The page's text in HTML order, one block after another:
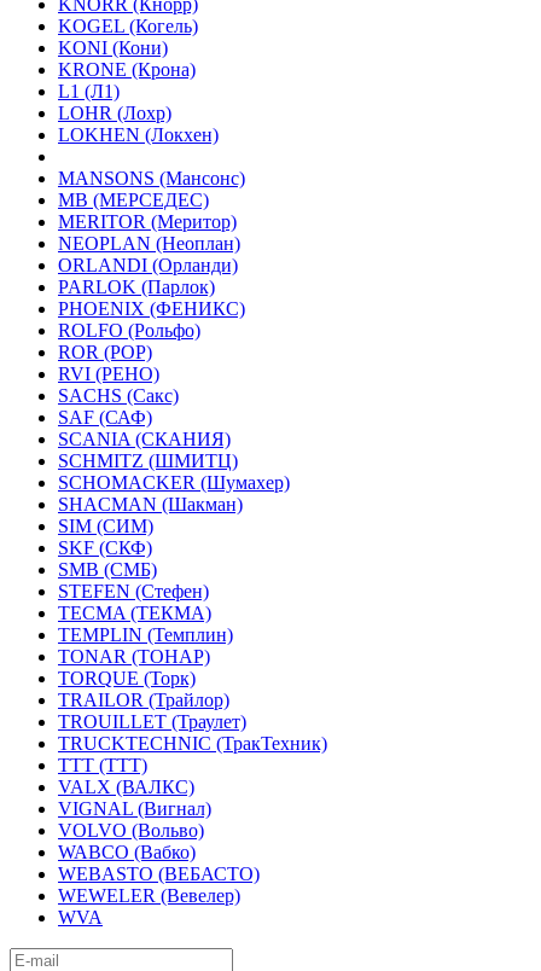
KNORR (Кнорр)
KOGEL (Когель)
KONI (Кони)
KRONE (Крона)
L1 (Л1)
LOHR (Лохр)
LOKHEN (Локхен)
MANSONS (Мансонс)
MB (МЕРСЕДЕС)
MERITOR (Меритор)
NEOPLAN (Неоплан)
ORLANDI (Орланди)
PARLOK (Парлок)
PHOENIX (ФЕНИКС)
ROLFO (Рольфо)
ROR (РОР)
RVI (РЕНО)
SACHS (Сакс)
SAF (САФ)
SCANIA (СКАНИЯ)
SCHMITZ (ШМИТЦ)
SCHOMACKER (Шумахер)
SHACMAN (Шакман)
SIM (СИМ)
SKF (СКФ)
SMB (СМБ)
STEFEN (Стефен)
TECMA (ТЕКМА)
TEMPLIN (Темплин)
TONAR (ТОНАР)
TORQUE (Торк)
TRAILOR (Трайлор)
TROUILLET (Траулет)
TRUCKTECHNIC (ТракТехник)
TTT (ТТТ)
VALX (ВАЛКС)
VIGNAL (Вигнал)
VOLVO (Вольво)
WABCO (Вабко)
WEBASTO (ВЕБАСТО)
WEWELER (Вевелер)
WVA